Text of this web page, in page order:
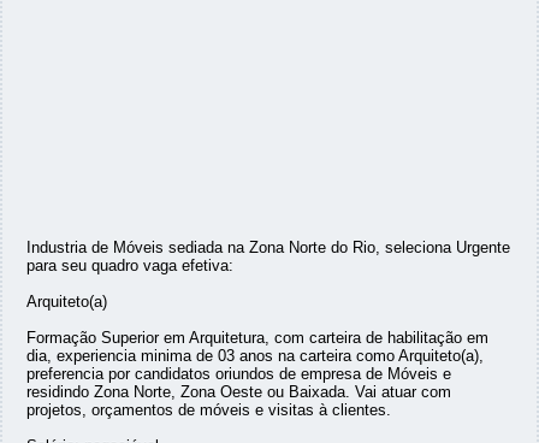
Industria de Móveis sediada na Zona Norte do Rio, seleciona Urgente
para seu quadro vaga efetiva:
Arquiteto(a)
Formação Superior em Arquitetura, com carteira de habilitação em
dia, experiencia minima de 03 anos na carteira como Arquiteto(a),
preferencia por candidatos oriundos de empresa de Móveis e
residindo Zona Norte, Zona Oeste ou Baixada. Vai atuar com
projetos, orçamentos de móveis e visitas à clientes.